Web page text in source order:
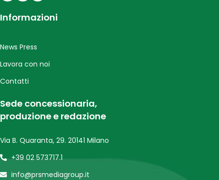
Informazioni
News Press
Lavora con noi
Contatti
Sede concessionaria,
produzione e redazione
Via B. Quaranta, 29. 20141 Milano
+39 02 573717.1
info@prsmediagroup.it